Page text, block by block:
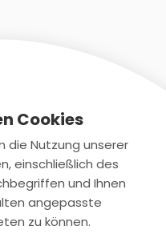
Cookies
die Nutzung unserer
einschließlich des
und Ihnen
angepasste
zu können.